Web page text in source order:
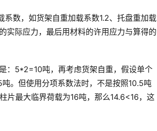
数，如货架自重加载系数1.2、托盘重加载
实际应力，最后用材料的许用应力与算得的
：5*2=10吨，再考虑货架自重，假设单个
。但使用分项系数法时，不是按照10.5吨
片最大临界荷载为16吨，那么14.6<16，这